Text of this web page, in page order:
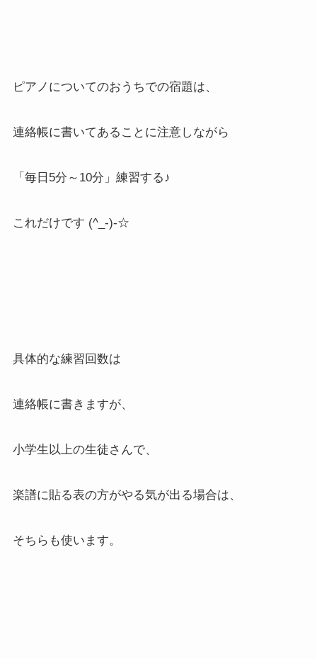
ピアノについてのおうちでの宿題は、
連絡帳に書いてあることに注意しながら
「毎日5分～10分」練習する♪
これだけです (^_-)-☆
具体的な練習回数は
連絡帳に書きますが、
小学生以上の生徒さんで、
楽譜に貼る表の方がやる気が出る場合は、
そちらも使います。